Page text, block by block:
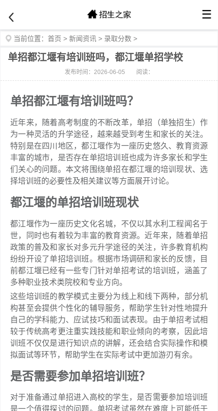
☰
当前位置： 首页 > 新闻资讯 > 录取分数 >
单招都江堰有培训班吗，都江堰单招学校
发布时间：2026-06-05 阅读：
单招都江堰有培训班吗？
近年来，随着高考制度的不断改革，单招（单独招生）作
为一种灵活的升学途径，越来越受到考生和家长的关注。
特别是在四川地区，都江堰作为一座历史悠久、教育资源
丰富的城市，是否存在单招培训班也成为许多家长和学生
们关心的问题。本文将围绕单招在都江堰的培训现状、选
择培训班的必要性及相关建议等方面展开讨论。
都江堰的单招培训班现状
都江堰作为一座历史文化名城，不仅以其水利工程闻名于
世，同时也有着较为丰富的教育资源。近年来，随着单招
政策的普及和家长对多元升学途径的关注，许多教育机构
纷纷开设了单招培训班。根据市场调研和家长的反馈，目
前都江堰已经有一些专门针对单招考试的培训班，涵盖了
多种职业技术类院校和专业方向。
这些培训班的教学模式主要分为线上和线下两种，部分机
构甚至会提供个性化的辅导服务，帮助学生针对性地提升
自己的学科能力、应试技巧和面试表现。由于单招考试相
较于传统高考更注重实践技能和职业倾向的考察，因此培
训班不仅仅是进行知识点的讲解，还会结合实际操作和模
拟面试等环节，帮助学生在实际考试中更加游刃有余。
是否需要参加单招培训班？
对于准备通过单招进入高校的学生，是否需要参加培训班
是一个值得探讨的问题。单招考试虽然在难度上可能低于